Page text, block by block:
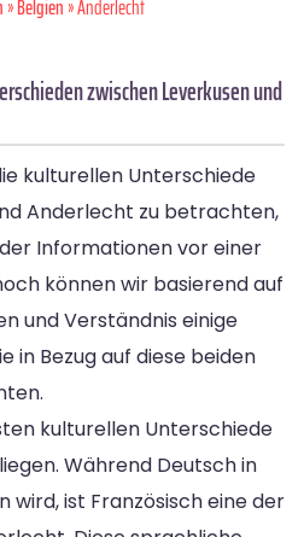
»Belgien» Anderlecht
zwischen Leverkusen und
kulturellen Unterschiede
Anderlecht zu betrachten,
Informationen vor einer
können wir basierend auf
und Verständnis einige
in Bezug auf diese beiden
kulturellen Unterschiede
Während Deutsch in
wird, ist Französisch eine der